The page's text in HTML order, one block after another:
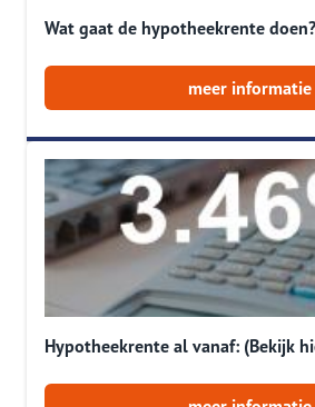
Wat gaat de hypotheekrente
meer informatie
Hypotheekrente al vanaf: (Bekijk